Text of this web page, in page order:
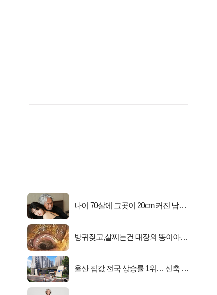
나이 70살에 그곳이 20cm 커진 남자..
방귀잦고,살찌는건 대장의 똥이아니
울산 집값 전국 상승률 1위… 신축 지